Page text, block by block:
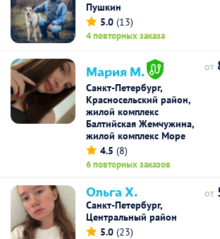
Пушкин
5.0 (13)
4 повторных заказа
Мария М.
Санкт-Петербург,
Красносельский район,
жилой комплекс
Балтийская Жемчужина,
жилой комплекс Море
4.5 (8)
6 повторных заказов
от
Ольга Х.
Санкт-Петербург,
Центральный район
5.0 (23)
от